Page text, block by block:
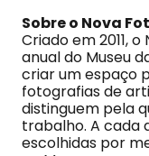
Sobre o Nova
Criado em 2011,
anual do Museu
criar um espaço
fotografias de
distinguem pela
trabalho. A cada
escolhidas por